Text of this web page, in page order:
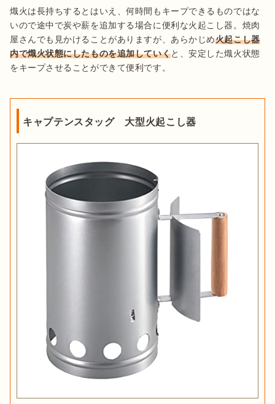
熾火は長持ちするとはいえ、何時間もキープできるものではな
いので途中で炭や薪を追加する場合に便利な火起こし器。焼肉
屋さんでも見かけることがありますが、あらかじめ火起こし器
内で熾火状態にしたものを追加していくと、安定した熾火状態
をキープさせることができて便利です。
キャプテンスタッグ 大型火起こし器